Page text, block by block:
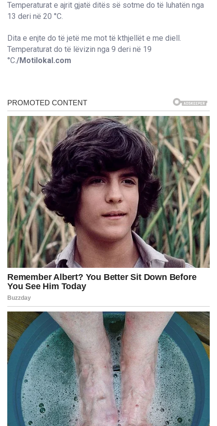
Temperaturat e ajrit gjatë ditës së sotme do të luhatën nga
13 deri në 20 °C.
Dita e enjte do të jetë me mot të kthjellët e me diell.
Temperaturat do të lëvizin nga 9 deri në 19
°C./Motilokal.com